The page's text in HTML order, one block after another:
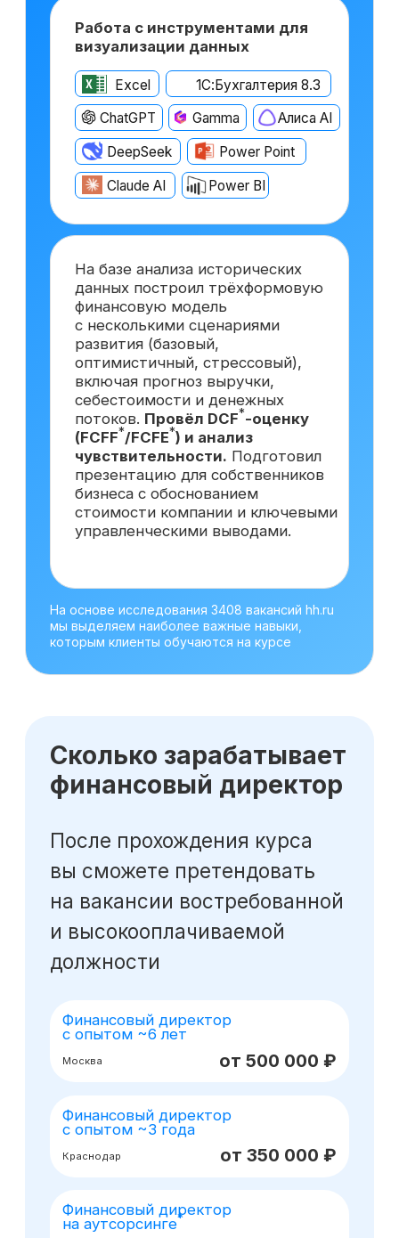
После прохождения курса
на вакансии востребованной
и высокооплачиваемой
должности
Финансовый директор
с опытом ~6 лет
от 500 000 ₽
Финансовый директор
с опытом ~3 года
от 350 000 ₽
Краснодар
Финансовый директор
на аутсорсинге*
от 150 000 ₽
на консультацию
Получите бесплатный урок